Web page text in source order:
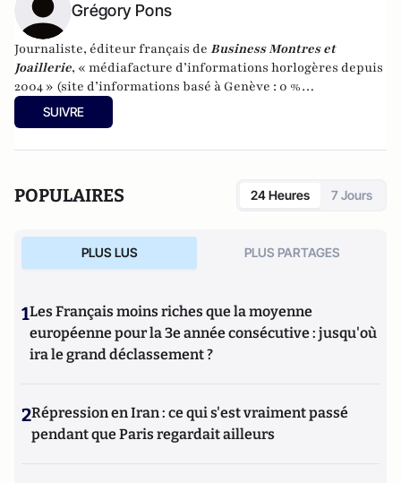
Grégory Pons
Journaliste, éditeur français de Business Montres et
Joaillerie, « médiafacture d’informations horlogères depuis
2004 » (site d’informations basé à Genève : 0 %
publicité-100 % liberté), spécialiste du marketing horloger
et de l’analyse des marchés de la montre.
SUIVRE
POPULAIRES 24 Heures 7 Jours
PLUS LUS PLUS PARTAGES
1Les Français moins riches que la moyenne
européenne pour la 3e année consécutive : jusqu'où
ira le grand déclassement ?
2Répression en Iran : ce qui s'est vraiment passé
pendant que Paris regardait ailleurs